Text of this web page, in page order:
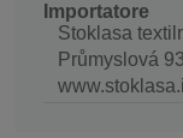
Importatore
Stoklasa
Průmyslová